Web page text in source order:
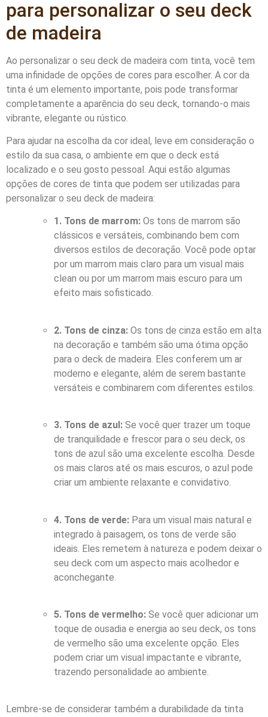
para personalizar o seu deck
de madeira
Ao personalizar o seu deck de madeira com tinta, você tem
uma infinidade de opções de cores para escolher. A cor da
tinta é um elemento importante, pois pode transformar
completamente a aparência do seu deck, tornando-o mais
vibrante, elegante ou rústico.
Para ajudar na escolha da cor ideal, leve em consideração o
estilo da sua casa, o ambiente em que o deck está
localizado e o seu gosto pessoal. Aqui estão algumas
opções de cores de tinta que podem ser utilizadas para
personalizar o seu deck de madeira:
1. Tons de marrom: Os tons de marrom são
clássicos e versáteis, combinando bem com
diversos estilos de decoração. Você pode optar
por um marrom mais claro para um visual mais
clean ou por um marrom mais escuro para um
efeito mais sofisticado.
2. Tons de cinza: Os tons de cinza estão em alta
na decoração e também são uma ótima opção
para o deck de madeira. Eles conferem um ar
moderno e elegante, além de serem bastante
versáteis e combinarem com diferentes estilos.
3. Tons de azul: Se você quer trazer um toque
de tranquilidade e frescor para o seu deck, os
tons de azul são uma excelente escolha. Desde
os mais claros até os mais escuros, o azul pode
criar um ambiente relaxante e convidativo.
4. Tons de verde: Para um visual mais natural e
integrado à paisagem, os tons de verde são
ideais. Eles remetem à natureza e podem deixar o
seu deck com um aspecto mais acolhedor e
aconchegante.
5. Tons de vermelho: Se você quer adicionar um
toque de ousadia e energia ao seu deck, os tons
de vermelho são uma excelente opção. Eles
podem criar um visual impactante e vibrante,
trazendo personalidade ao ambiente.
Lembre-se de considerar também a durabilidade da tinta